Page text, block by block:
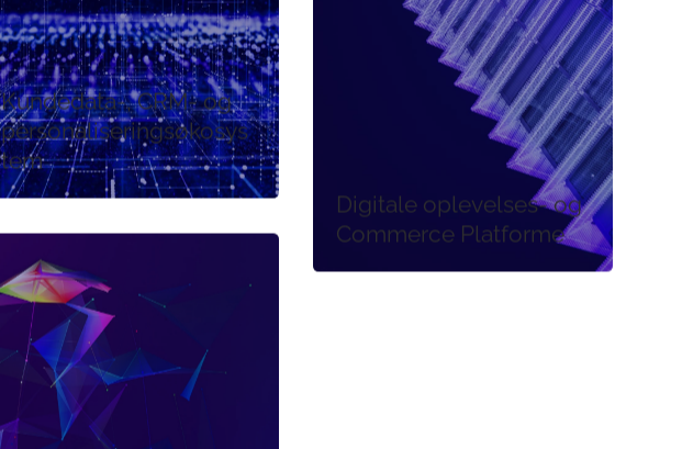
Kundedata-, CRM- og
personaliseringsøkosys
tem
Digitale oplevelses- og
Commerce Platforme